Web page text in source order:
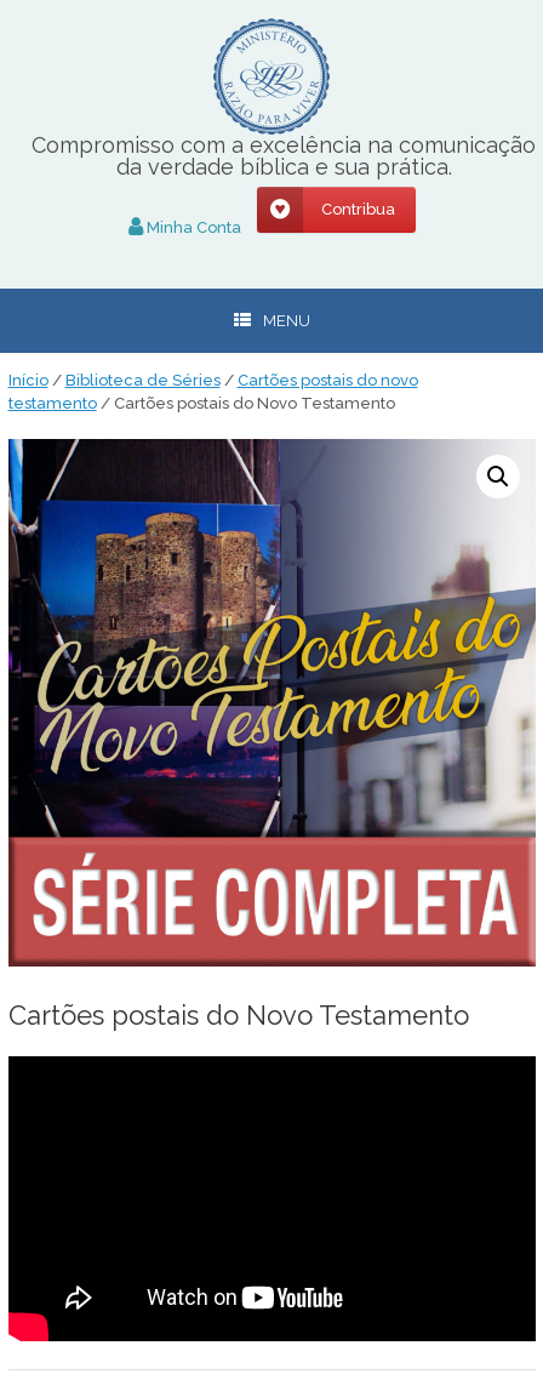
Compromisso com a excelência na comunicação
da verdade bíblica e sua prática.
Minha Conta
Contribua
MENU
Início/ Biblioteca de Séries/ Cartões postais do novo
testamento/ Cartões postais do Novo Testamento
Cartões postais do Novo Testamento